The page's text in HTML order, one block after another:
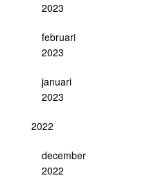
2023
februari
2023
januari
2023
2022
december
2022